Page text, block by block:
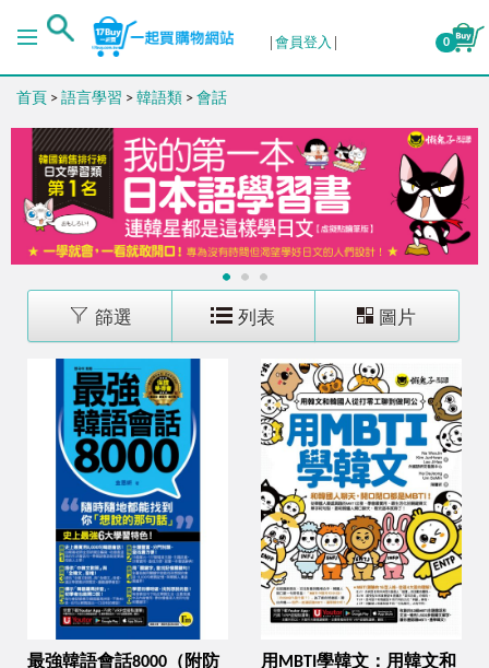
排序
出版日期 (舊→新)
銷售量 (高→低)
銷售量 (低→高)
價格 (高→低)
價格 (低→高)
會員登入 0
首頁 > 語言學習 > 韓語類 > 會話
1 2 3
篩選 列表 圖片
最強韓語會話8000（附防
用MBTI學韓文：用韓文和